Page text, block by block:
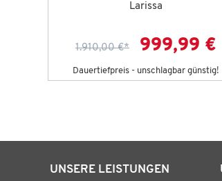
Larissa
1.910,00 €* 999,99 €
Dauertiefpreis - unschlagbar günstig!
UNSERE LEISTUNGEN